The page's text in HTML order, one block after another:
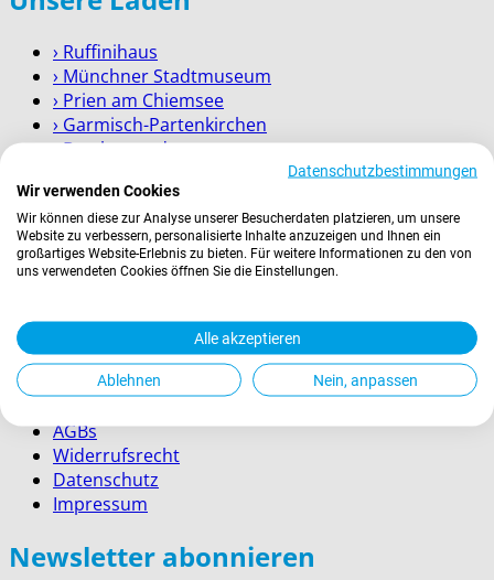
› Ruffinihaus
› Münchner Stadtmuseum
› Prien am Chiemsee
› Garmisch-Partenkirchen
› Berchtesgaden
Wissenswertes
Zahlung
Versand
Service für Firmenkunden
Rechtliches
AGBs
Widerrufsrecht
Datenschutz
Impressum
Newsletter abonnieren
Datenschutzbestimmungen
Wir verwenden Cookies
Wir können diese zur Analyse unserer Besucherdaten platzieren, um unsere
Website zu verbessern, personalisierte Inhalte anzuzeigen und Ihnen ein
großartiges Website-Erlebnis zu bieten. Für weitere Informationen zu den von
uns verwendeten Cookies öffnen Sie die Einstellungen.
Alle akzeptieren
Ablehnen Nein, anpassen